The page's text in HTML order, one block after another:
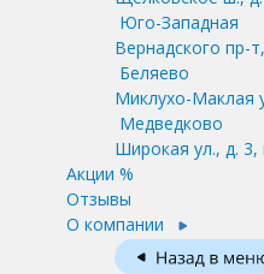
Юго-Западная
Вернадского пр-
Беляево
Миклухо-Маклая
Медведково
Широкая ул., д. 3,
Акции %
Отзывы
О компании